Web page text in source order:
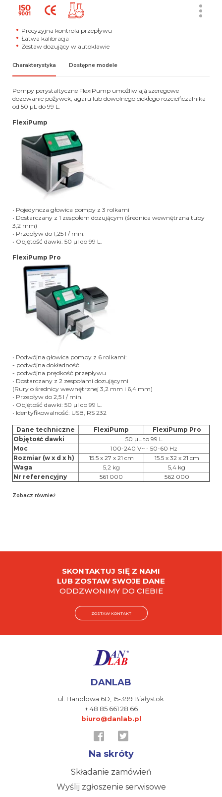
Precyzyjna kontrola przepływu
Łatwa kalibracja
Zestaw dozujący w autoklawie
Charakterystyka Dostępne modele
Pompy perystaltyczne FlexiPump umożliwiają szeregowe
dozowanie pożywek, agaru lub dowolnego ciekłego rozcieńczalnika
od 50 µL do 99 L.
FlexiPump
• Pojedyncza głowica pompy z 3 rolkami
• Dostarczany z 1 zespołem dozującym (średnica wewnętrzna tuby
3,2 mm)
• Przepływ do 1,25 l / min.
• Objętość dawki: 50 µl do 99 L.
FlexiPump Pro
• Podwójna głowica pompy z 6 rolkami:
- podwójna dokładność
- podwójna prędkość przepływu
• Dostarczany z 2 zespołami dozującymi
(Rury o średnicy wewnętrznej 3,2 mm i 6,4 mm)
• Przepływ do 2,5 l / min.
• Objętość dawki: 50 µl do 99 L.
• Identyfikowalność: USB, RS 232
Dane techniczne FlexiPump
FlexiPump Pro
Objętość dawki
50 µL to 99 L
Moc
100-240 V~ - 50-60 Hz
Rozmiar (w x d x h)
15.5 x 27 x 21 cm
15.5 x 32 x 21 cm
Waga
5,2 kg
5,4 kg
Nr referencyjny
561 000 562 000
Zobacz również
SKONTAKTUJ SIĘ Z NAMI
LUB ZOSTAW SWOJE DANE
ODDZWONIMY DO CIEBIE
ZOSTAW KONTAKT
DANLAB
ul. Handlowa 6D,15-399 Białystok
+ 48 85 661 28 66
biuro@danlab.pl
Na skróty
Składanie zamówień
Wyślij zgłoszenie serwisowe